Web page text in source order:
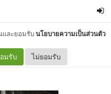
และยอมรับนโยบายความเป็นส่วนตัว
มรับ ไม่ยอมรับ